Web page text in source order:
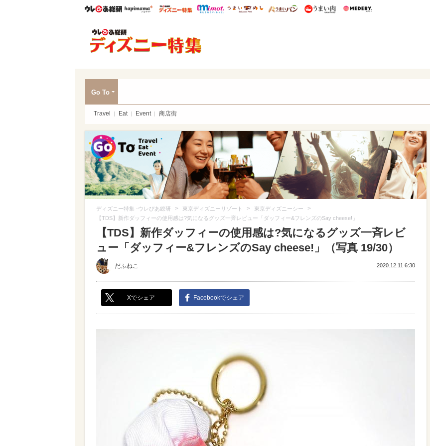
ウレぴあ総研ハピママ* ウレぴあ総研 ディズニー特集
mimot. うまいめし うまいパン うまい肉
Go To
Travel Eat Event 商店街
ディズニー特集 -ウレぴあ総研 > 東京ディズニーリゾート > 東京ディズニーシー >
【TDS】新作ダッフィーの使用感は?気になるグッズ一斉レビュー「ダッフィー&フレンズのSay cheese!」
【TDS】新作ダッフィーの使用感は?気になるグッズ一斉レビ
ュー「ダッフィー&フレンズのSay cheese!」（写真 19/30）
だふねこ 2020.12.11 6:30
Xでシェア Facebookでシェア